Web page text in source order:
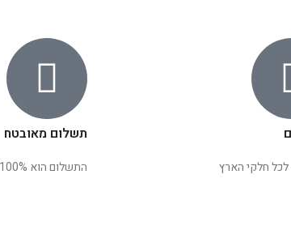
חלקי הארץ
תשלום מאובטח
התשלום הוא 100% מאובטח